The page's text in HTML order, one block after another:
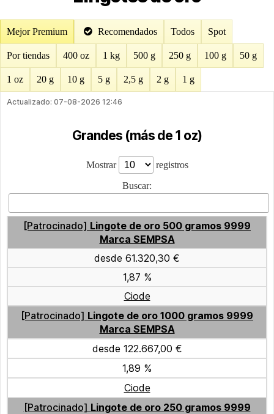
Mejor Premium Recomendados Todos Spot
Por tiendas 400 oz 1 kg 500 g 250 g 100 g 50 g
1 oz 20 g 10 g 5 g 2,5 g 2 g 1 g
Actualizado: 07-08-2026 12:46
Grandes (más de 1 oz)
Mostrar
registros
Buscar:
[Patrocinado] Lingote de oro 500 gramos 9999
Marca SEMPSA
desde 61.320,30 €
1,87 %
Ciode
[Patrocinado] Lingote de oro 1000 gramos 9999
Marca SEMPSA
desde 122.667,00 €
1,89 %
Ciode
[Patrocinado] Lingote de oro 250 gramos 9999